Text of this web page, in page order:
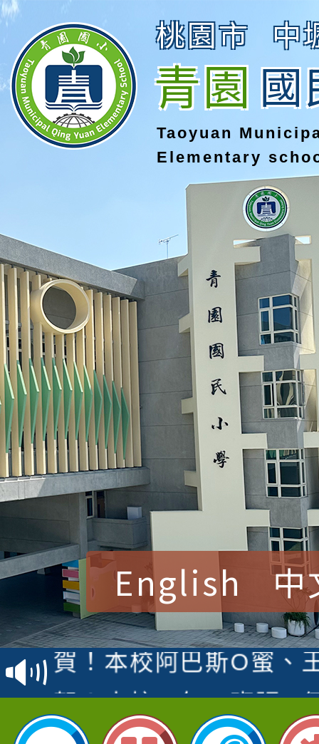
桃園市 中
青園國
Taoyuan
Elementary
English 中
賀！本校參加桃園市中
賽 洪綺君教師榮獲社
名
賀！本校阿巴斯O蜜、
倩參加桃園市科展 國
名 指導老師王老師、
賀！本校四年二班張O
園市英語競賽國小朗讀
賀！本校參加桃園市中